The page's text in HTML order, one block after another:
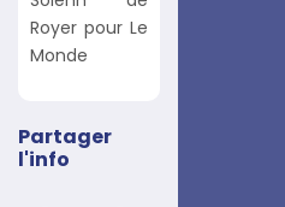
Royer pour Le
Monde
Partager
l'info